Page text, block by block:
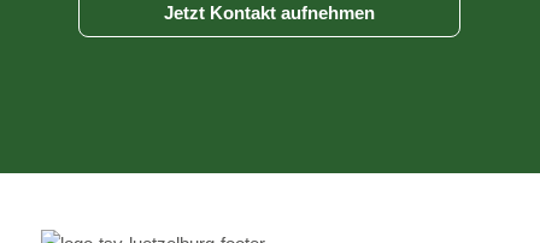
Jetzt Kontakt aufnehmen